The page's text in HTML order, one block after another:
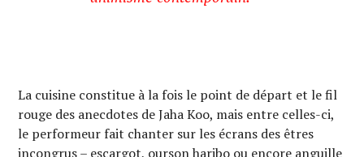
La cuisine constitue à la fois le point de départ et le fil
rouge des anecdotes de Jaha Koo, mais entre celles-ci,
le performeur fait chanter sur les écrans des êtres
incongrus – escargot, ourson haribo ou encore anguille